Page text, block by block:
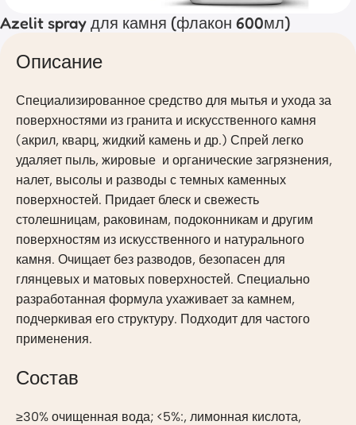
Azelit spray для камня (флакон 600мл)
Описание
Специализированное средство для мытья и ухода за
поверхностями из гранита и искусственного камня
(акрил, кварц, жидкий камень и др.) Спрей легко
удаляет пыль, жировые и органические загрязнения,
налет, высолы и разводы с темных каменных
поверхностей. Придает блеск и свежесть
столешницам, раковинам, подоконникам и другим
поверхностям из искусственного и натурального
камня. Очищает без разводов, безопасен для
глянцевых и матовых поверхностей. Специально
разработанная формула ухаживает за камнем,
подчеркивая его структуру. Подходит для частого
применения.
Состав
≥30% очищенная вода; <5%:, лимонная кислота,